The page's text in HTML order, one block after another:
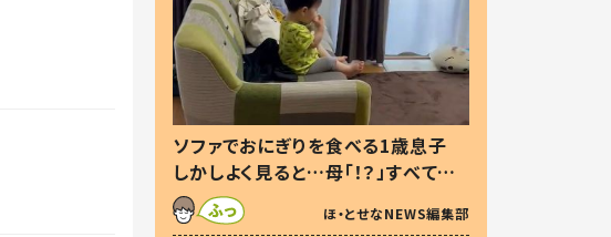
ソファでおにぎりを食べる1歳息子
しかしよく見ると…母「！？」すべてを
察した母の投稿に「可愛いから許
す！」「現行犯〜」
ほ・とせなNEWS編集部